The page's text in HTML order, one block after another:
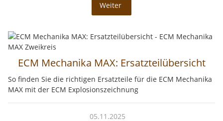
Weiter
ECM Mechanika MAX: Ersatzteilübersicht
So finden Sie die richtigen Ersatzteile für die ECM Mechanika
MAX mit der ECM Explosionszeichnung
05.11.2025